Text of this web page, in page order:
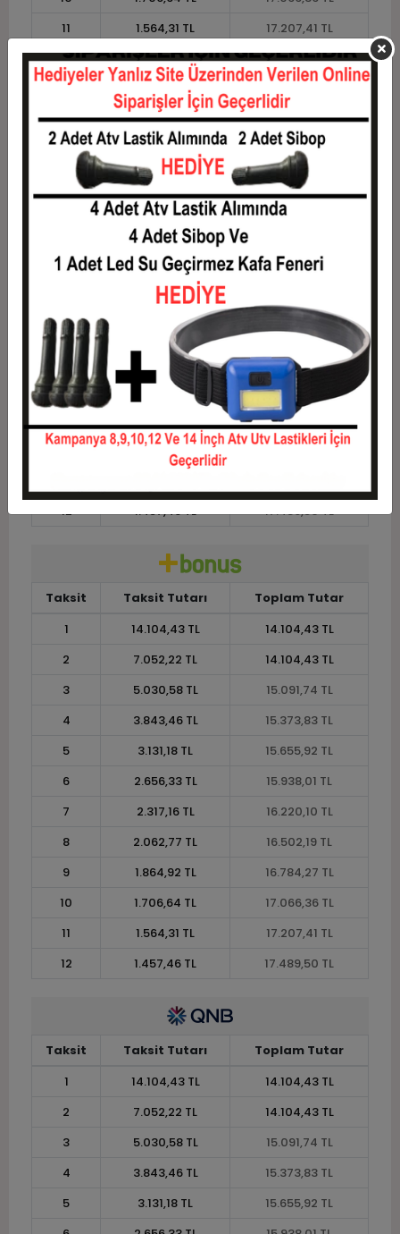
11
1.564,31 TL
17.207,41 TL
12
1.457,46 TL 17.489,50 TL
Taksit Taksit Tutarı
Toplam Tutar
14.104,43 TL
14.104,43 TL
7.052,22 TL
14.104,43 TL
5.030,58 TL
4
3.843,46 TL
15.373,83 TL
3.131,18 TL
6
2.656,33 TL
15.938,01 TL
7
2.317,16 TL
16.220,10 TL
8
2.062,77 TL
16.502,19 TL
16.784,27 TL
10
1.706,64 TL
17.066,36 TL
12
1.457,46 TL 17.489,50 TL
Taksit Taksit Tutarı
Toplam Tutar
1
14.104,43 TL
14.104,43 TL
2
7.052,22 TL
14.104,43 TL
3
5.030,58 TL
15.091,74 TL
4
3.843,46 TL
15.373,83 TL
5
3.131,18 TL
15.655,92 TL
6
2.656,33 TL
15.938,01 TL
7
2.317,16 TL
16.220,10 TL
8
2.062,77 TL
16.502,19 TL
9
1.864,92 TL
16.784,27 TL
10
1.706,64 TL
17.066,36 TL
11
1.564,31 TL
17.207,41 TL
12
1.457,46 TL 17.489,50 TL
Taksit Taksit Tutarı
Toplam Tutar
1
14.104,43 TL
14.104,43 TL
2
7.052,22 TL
14.104,43 TL
3
5.030,58 TL
15.091,74 TL
4
3.843,46 TL
15.373,83 TL
5
3.131,18 TL
15.655,92 TL